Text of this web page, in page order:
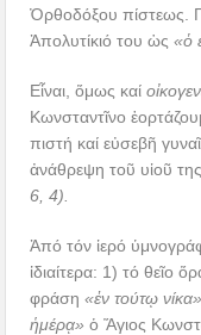
Ὀρθοδόξου πίστεως.
Ἀπολυτίκιό του ὡς«ὁ
Εἶναι, ὅμως καί
Κωνσταντῖνο
πιστή καί εὐσεβῆ
ἀνάθρεψη τοῦ υἱοῦ
6, 4).
Ἀπό τόν ἱερό
ἰδιαίτερα: 1) τό θεῖο
φράση«ἐν τούτῳ νίκα»,
ἡμέρᾳ»ὁ Ἅγιος